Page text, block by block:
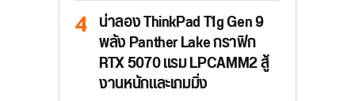
น่าลอง ThinkPad T1g Gen 9
พลัง Panther Lake กราฟิก
RTX 5070 แรม LPCAMM2 สู้
งานหนักและเกมมิ่ง